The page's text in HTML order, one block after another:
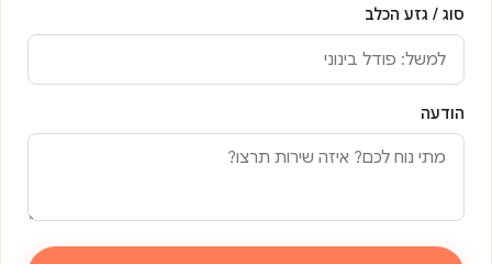
סוג / גזע הכלב
הודעה